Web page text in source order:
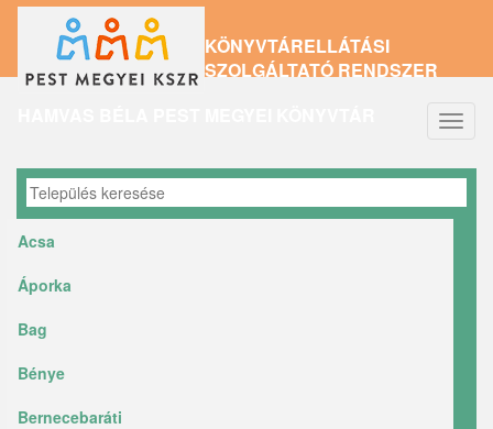
tartalomra
KÖNYVTÁRELLÁTÁSI
SZOLGÁLTATÓ RENDSZER
Acsa
Áporka
Bag
Bénye
Bernecebaráti